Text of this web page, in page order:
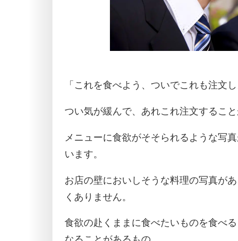
「これを食べよう、ついでこれも注文
つい気が緩んで、あれこれ注文すること
メニューに食欲がそそられるような写
います。
お店の壁においしそうな料理の写真が
くありません。
食欲の赴くままに食べたいものを食べ